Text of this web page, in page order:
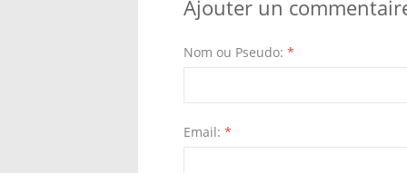
Ajouter un
Nom ou Pseudo: *
Email: *